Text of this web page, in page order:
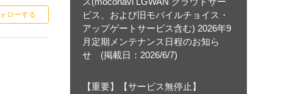
ビス、および旧モバイルチョイス・
アップゲートサービス含む) 2026年9
月定期メンテナンス日程のお知ら
せ (掲載日：2026/6/7)
【重要】【サービス無停止】
ローする 0人がフォロー中